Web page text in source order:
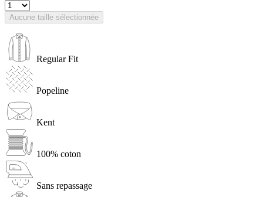
Aucune taille sélectionnée
Regular Fit
Popeline
Kent
100% coton
Sans repassage